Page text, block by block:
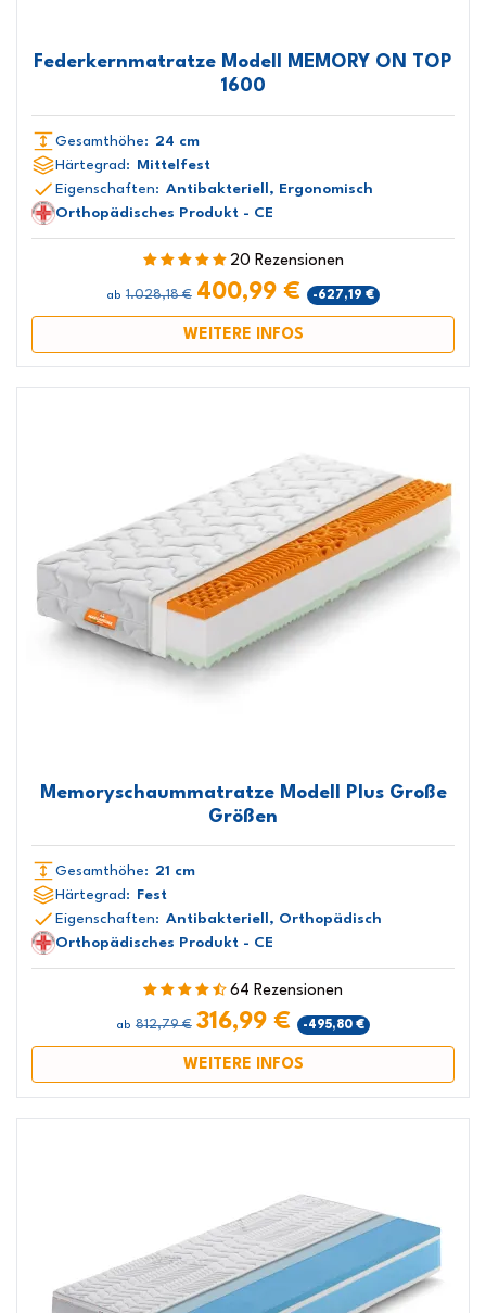
Federkernmatratze Modell MEMORY ON TOP
1600
Gesamthöhe: 24 cm
Härtegrad:
Mittelfest
Eigenschaften: Antibakteriell, Ergonomisch
Orthopädisches Produkt - CE
20 Rezensionen
ab 1.028,18 € 400,99 € -627,19 €
WEITERE INFOS
Memoryschaummatratze Modell Plus Große
Größen
Gesamthöhe: 21 cm
Härtegrad:
Fest
Eigenschaften: Antibakteriell, Orthopädisch
Orthopädisches Produkt - CE
64 Rezensionen
ab 812,79 € 316,99 € -495,80 €
WEITERE INFOS